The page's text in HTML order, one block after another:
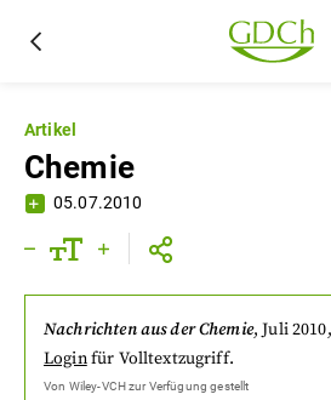
Artikel
Chemie
05.07.2010
Nachrichten aus der Chemie,Juli 2010
Loginfür Volltextzugriff.
Von Wiley-VCHzur Verfügung gestellt